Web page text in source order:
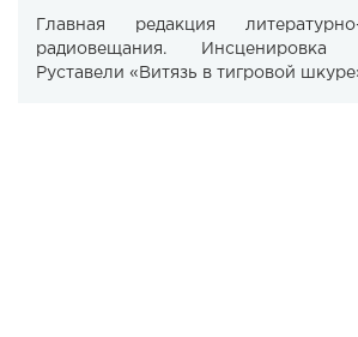
Главная редакция литературно-
радиовещания.
Руставели «Витязь в тигровой